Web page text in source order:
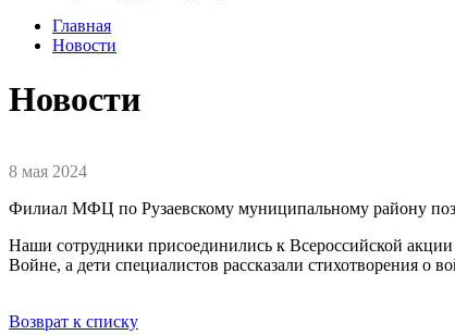
Главная
Новости
Новости
8 мая 2024
Филиал МФЦ по Рузаевскому муниципальному району
Наши сотрудники присоединились к Всероссийской
Войне, а дети специалистов рассказали стихотворения о
Возврат к списку